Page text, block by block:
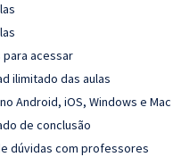
para acessar
ilimitado das aulas
Android, iOS, Windows e Mac
de conclusão
dúvidas com professores